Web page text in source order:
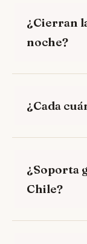
¿Cierran
noche?
¿Cada
¿Soporta
Chile?